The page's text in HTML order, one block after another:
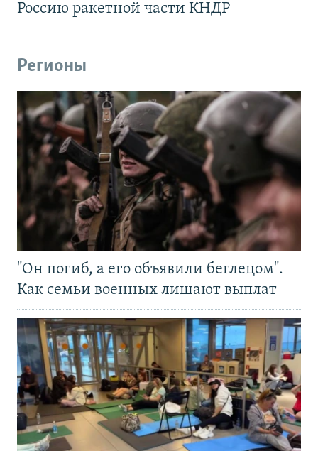
Россию ракетной части КНДР
Регионы
"Он погиб, а его объявили беглецом".
Как семьи военных лишают выплат